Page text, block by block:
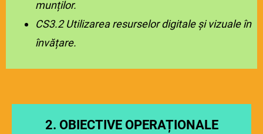
munților.
CS3.2 Utilizarea resurselor digitale și vizuale în
învățare.
2. OBIECTIVE OPERAȚIONALE